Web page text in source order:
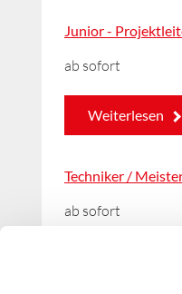
Junior -
ab sofort
Weiterlesen
Techniker /
ab sofort